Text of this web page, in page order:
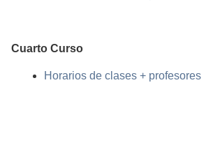
Cuarto Curso
Horarios de clases + profesores